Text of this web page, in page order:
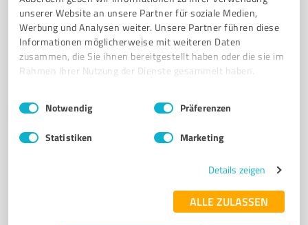
unserer Website an unsere Partner für soziale Medien,
Werbung und Analysen weiter. Unsere Partner führen diese
Informationen möglicherweise mit weiteren Daten
zusammen, die Sie ihnen bereitgestellt haben oder die sie im
Rahmen Ihrer Nutzung der Dienste gesammelt haben.
Impressum Datenschutzbestimmungen
Einwilligungsauswahl
Notwendig Präferenzen
Statistiken Marketing
Details zeigen
ALLE ZULASSEN
AUGSBURG BAUPROJEKTE KUNDENNÄHE QUALITÄT
NACHHALTIGKEIT ARCHITEKTEN BAUINGENIEURE
Bürgermeister-Aurnhammer-Straße 57, 86199
Augsburg
4,80 / 5,00